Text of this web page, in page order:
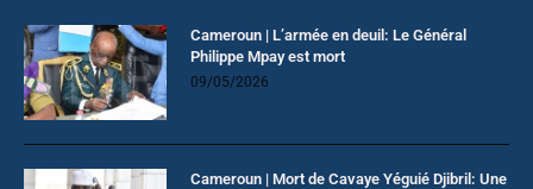
Cameroun | L’armée en deuil: Le Général
Philippe Mpay est mort
09/05/2026
Cameroun | Mort de Cavaye Yéguié Djibril: Une